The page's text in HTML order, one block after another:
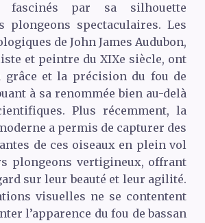
fascinés par sa silhouette
plongeons spectaculaires. Les
de John James Audubon,
et peintre duXIXe siècle, ont
grâce et la précision du fou de
à sa renommée bien au-delà
Plus récemment, la
a permis de capturer des
de ces oiseaux en plein vol
plongeons vertigineux, offrant
sur leur beauté et leur agilité.
visuelles ne se contentent
l’apparence du fou de bassan